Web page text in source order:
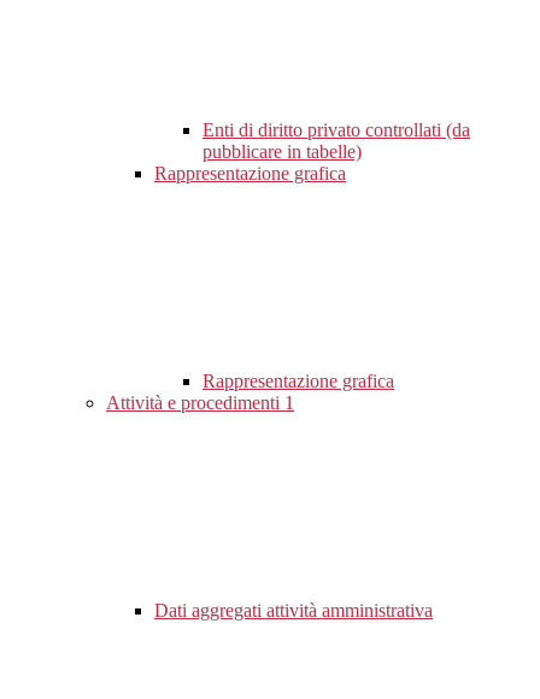
Enti di diritto privato controllati (da
pubblicare in tabelle)
Rappresentazione grafica
Rappresentazione grafica
Attività e procedimenti 1
Dati aggregati attività amministrativa